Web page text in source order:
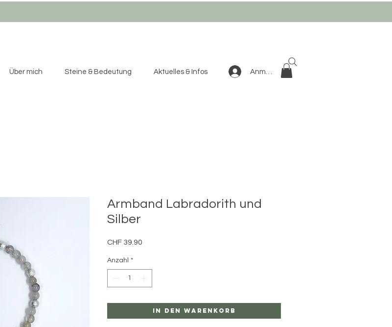
Über mich Steine & Bedeutung Aktuelles & Infos Anmelden
Armband Labradorith und
Silber
CHF 39.90
Anzahl *
In den Warenkorb